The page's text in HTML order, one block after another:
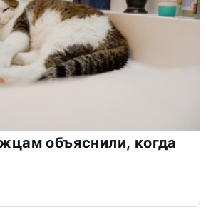
объяснили, когда